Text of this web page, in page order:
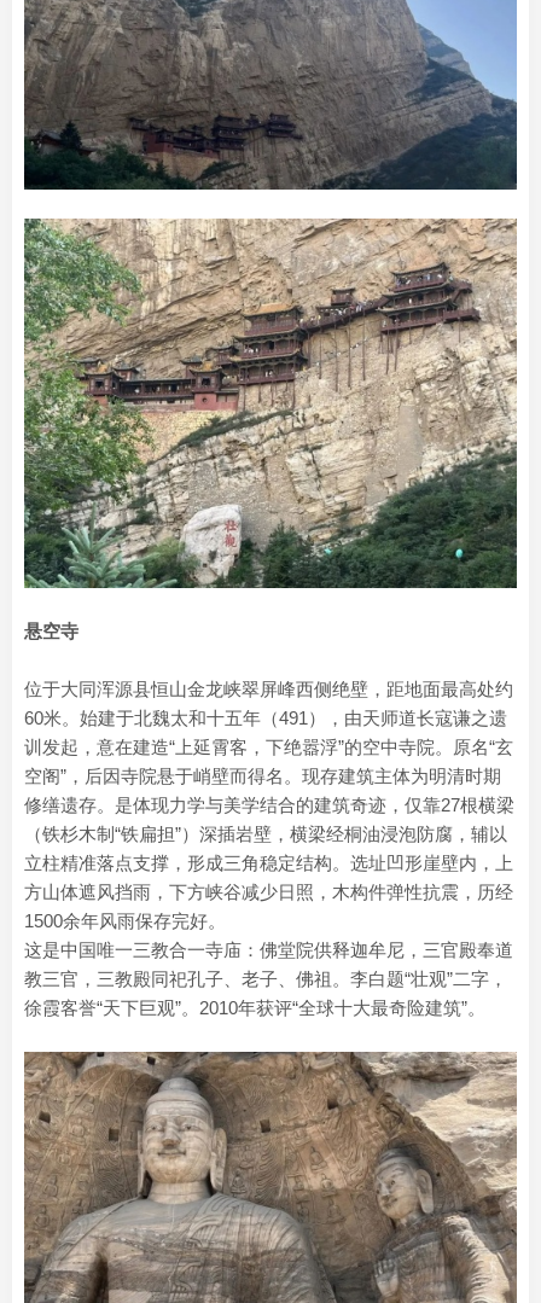
悬空寺
位于大同浑源县恒山金龙峡翠屏峰西侧绝壁，距地面最高处约
60米。始建于北魏太和十五年（491），由天师道长寇谦之遗
训发起，意在建造“上延霄客，下绝嚣浮”的空中寺院。原名“玄
空阁”，后因寺院悬于峭壁而得名。现存建筑主体为明清时期
修缮遗存。是体现力学与美学结合的建筑奇迹，仅靠27根横梁
（铁杉木制“铁扁担”）深插岩壁，横梁经桐油浸泡防腐，辅以
立柱精准落点支撑，形成三角稳定结构。选址凹形崖壁内，上
方山体遮风挡雨，下方峡谷减少日照，木构件弹性抗震，历经
1500余年风雨保存完好。
这是中国唯一三教合一寺庙：佛堂院供释迦牟尼，三官殿奉道
教三官，三教殿同祀孔子、老子、佛祖。‌李白‌题“壮观”二字，‌
徐霞客‌誉“天下巨观”。2010年获评“全球十大最奇险建筑”。‌